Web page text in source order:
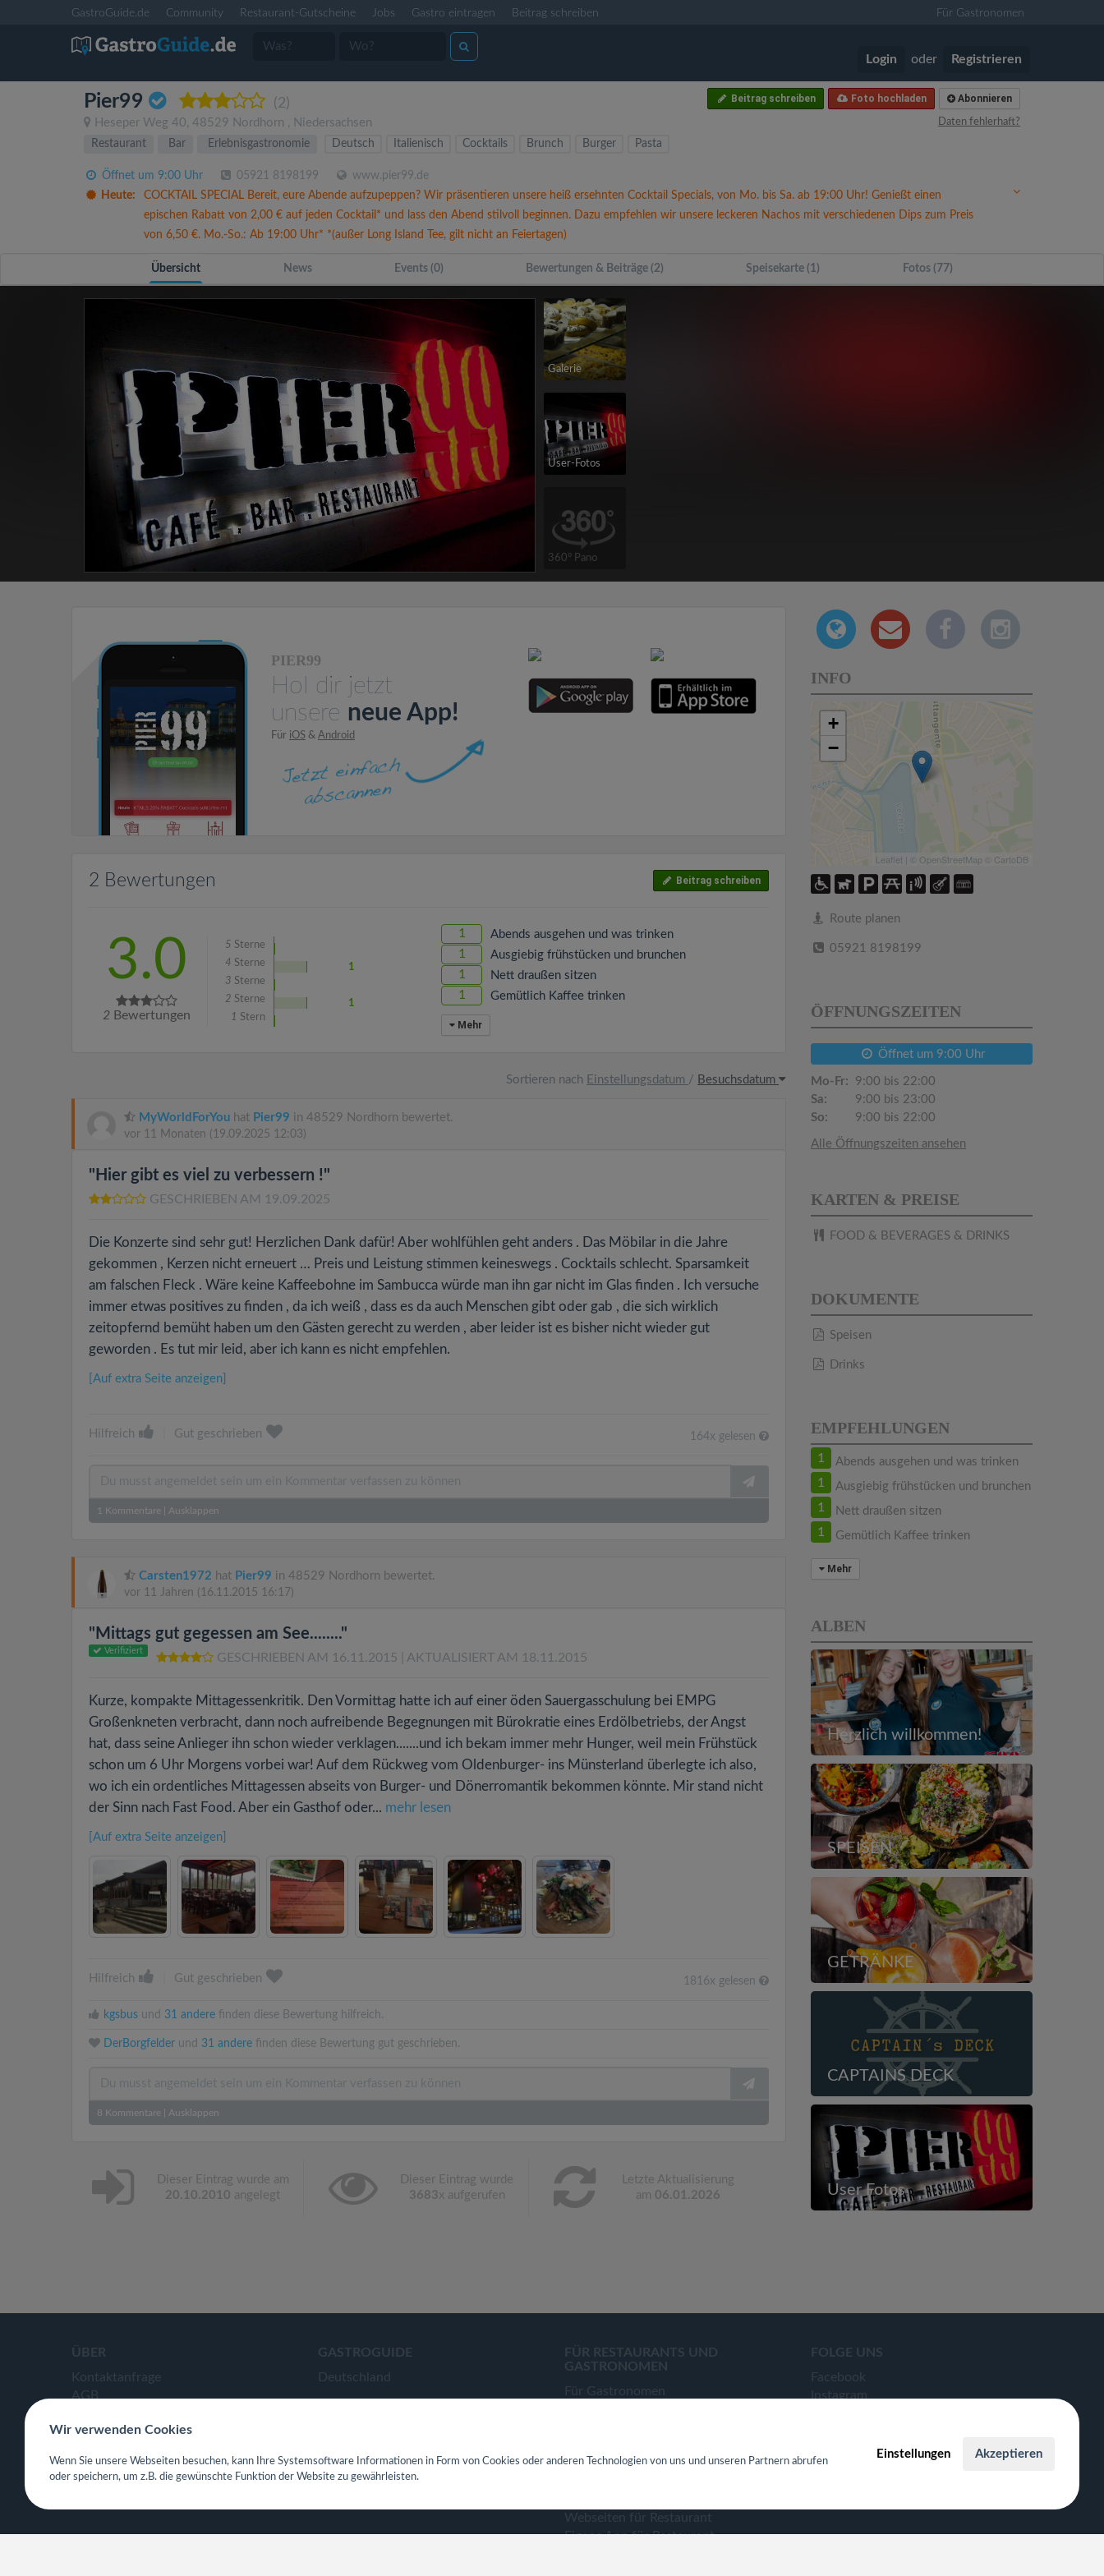
GastroGuide.de Community Restaurant-Gutscheine Jobs Gastro eintragen Beitrag schreiben Für Gastronomen
Login oder Registrieren
Pier99 (2)
Heseper Weg 40, 48529 Nordhorn , Niedersachsen
Abonnieren
Foto hochladen
Beitrag schreiben
Daten fehlerhaft?
Restaurant Bar Erlebnisgastronomie Deutsch Italienisch Cocktails Brunch Burger Pasta
Öffnet um 9:00 Uhr 05921 8198199
www.pier99.de
Heute:
COCKTAIL SPECIAL Bereit, eure Abende aufzupeppen? Wir präsentieren unsere heiß ersehnten Cocktail Specials, von Mo. bis Sa. ab 19:00 Uhr! Genießt einen
epischen Rabatt von 2,00 € auf jeden Cocktail* und lass den Abend stilvoll beginnen. Dazu empfehlen wir unsere leckeren Nachos mit verschiedenen Dips zum Preis
von 6,50 €. Mo.-So.: Ab 19:00 Uhr* *(außer Long Island Tee, gilt nicht an Feiertagen)
Übersicht News Events (0) Bewertungen & Beiträge (2) Speisekarte (1) Fotos (77)
Galerie
User-Fotos
360° Pano
PIER99
Hol dir jetzt
unsere neue App!
Für iOS & Android
2 Bewertungen Beitrag schreiben
3.0
2 Bewertungen
5 Sterne
4 Sterne
1
3 Sterne
2 Sterne
1
1 Stern
1 Abends ausgehen und was trinken
1 Ausgiebig frühstücken und brunchen
1 Nett draußen sitzen
1 Gemütlich Kaffee trinken
Mehr
Sortieren nach Einstellungsdatum / Besuchsdatum
MyWorldForYou hat Pier99 in 48529 Nordhorn bewertet.
vor 11 Monaten (19.09.2025 12:03)
"Hier gibt es viel zu verbessern !"
GESCHRIEBEN AM 19.09.2025
Die Konzerte sind sehr gut! Herzlichen Dank dafür! Aber wohlfühlen geht anders . Das Möbilar in die Jahre
gekommen , Kerzen nicht erneuert … Preis und Leistung stimmen keineswegs . Cocktails schlecht. Sparsamkeit
am falschen Fleck . Wäre keine Kaffeebohne im Sambucca würde man ihn gar nicht im Glas finden . Ich versuche
immer etwas positives zu finden , da ich weiß , dass es da auch Menschen gibt oder gab , die sich wirklich
zeitopfernd bemüht haben um den Gästen gerecht zu werden , aber leider ist es bisher nicht wieder gut
geworden . Es tut mir leid, aber ich kann es nicht empfehlen.
[Auf extra Seite anzeigen]
Hilfreich Gut geschrieben 164x gelesen
1 Kommentare Ausklappen
Carsten1972 hat Pier99 in 48529 Nordhorn bewertet.
vor 11 Jahren (16.11.2015 16:17)
"Mittags gut gegessen am See........"
Verifiziert
GESCHRIEBEN AM 16.11.2015 | AKTUALISIERT AM 18.11.2015
Kurze, kompakte Mittagessenkritik. Den Vormittag hatte ich auf einer öden Sauergasschulung bei EMPG
Großenkneten verbracht, dann noch aufreibende Begegnungen mit Bürokratie eines Erdölbetriebs, der Angst
hat, dass seine Anlieger ihn schon wieder verklagen.......und ich bekam immer mehr Hunger, weil mein Frühstück
schon um 6 Uhr Morgens vorbei war! Auf dem Rückweg vom Oldenburger- ins Münsterland überlegte ich also,
wo ich ein ordentliches Mittagessen abseits von Burger- und Dönerromantik bekommen könnte. Mir stand nicht
der Sinn nach Fast Food. Aber ein Gasthof oder... mehr lesen
[Auf extra Seite anzeigen]
Hilfreich Gut geschrieben 1816x gelesen
kgsbus und 31 andere finden diese Bewertung hilfreich.
DerBorgfelder und 31 andere finden diese Bewertung gut geschrieben.
8 Kommentare Ausklappen
Dieser Eintrag wurde am
20.10.2010 angelegt
Dieser Eintrag wurde
3683x aufgerufen
Letzte Aktualisierung
am 06.01.2026
INFO
+
−
Leaflet OpenStreetMap © CartoDB
Route planen
05921 8198199
ÖFFNUNGSZEITEN
Öffnet um 9:00 Uhr
Mo-Fr:
9:00 bis 22:00
Sa:
9:00 bis 23:00
So:
9:00 bis 22:00
Alle Öffnungszeiten ansehen
KARTEN & PREISE
FOOD & BEVERAGES & DRINKS
DOKUMENTE
Speisen
Drinks
EMPFEHLUNGEN
1 Abends ausgehen und was trinken
1 Ausgiebig frühstücken und brunchen
1 Nett draußen sitzen
1 Gemütlich Kaffee trinken
Mehr
ALBEN
Herzlich willkommen!
SPEISEN
GETRÄNKE
CAPTAINS DECK
User Fotos
ÜBER
Kontaktanfrage
AGB
APP- & Benutzerdaten löschen
GASTROGUIDE
Deutschland
FÜR RESTAURANTS UND
GASTRONOMEN
Für Gastronomen
Ticketverkauf
Webseiten für Restaurant
Eigene App für Restaurant
FOLGE UNS
Facebook
Instagram
Wir verwenden Cookies
Wenn Sie unsere Webseiten besuchen, kann Ihre Systemsoftware Informationen in Form von Cookies oder anderen Technologien von uns und unseren Partnern abrufen
oder speichern, um z.B. die gewünschte Funktion der Website zu gewährleisten.
Einstellungen Akzeptieren